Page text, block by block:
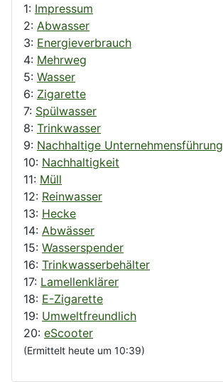
1: Impressum
2: Abwasser
3: Energieverbrauch
4: Mehrweg
5: Wasser
6: Zigarette
7: Spülwasser
8: Trinkwasser
9: Nachhaltige Unternehmensführung
10: Nachhaltigkeit
11: Müll
12: Reinwasser
13: Hecke
14: Abwässer
15: Wasserspender
16: Trinkwasserbehälter
17: Lamellenklärer
18: E-Zigarette
19: Umweltfreundlich
20: eScooter
(Ermittelt heute um 10:39)